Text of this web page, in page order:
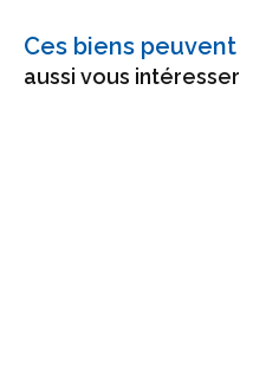
Ces biens peuvent
aussi vous intéresser